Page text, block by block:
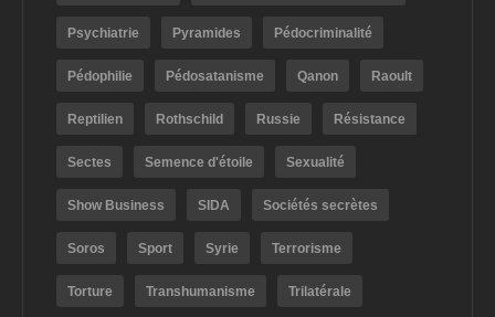
Psychiatrie Pyramides Pédocriminalité
Pédophilie Pédosatanisme Qanon Raoult
Reptilien Rothschild Russie Résistance
Sectes Semence d'étoile Sexualité
Show Business SIDA Sociétés secrètes
Soros Sport Syrie Terrorisme
Torture Transhumanisme Trilatérale